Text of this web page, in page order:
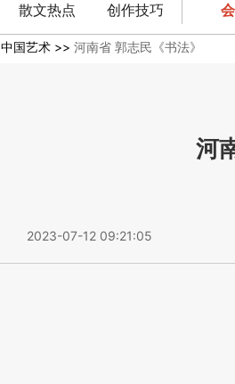
散文热点 创作技巧
中国艺术 >> 河南省 郭志民《书法》
河
2023-07-12 09:21:05